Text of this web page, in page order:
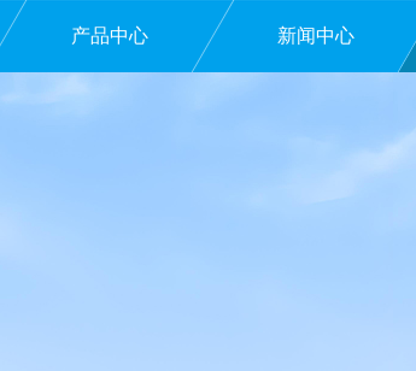
产品中心 新闻中心